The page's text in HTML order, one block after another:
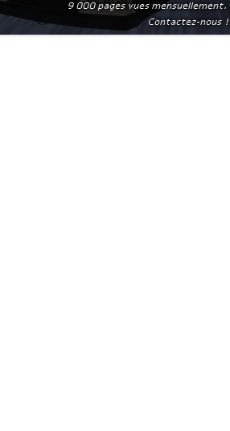
9 000 pages vues mensuellement.
Contactez-nous !